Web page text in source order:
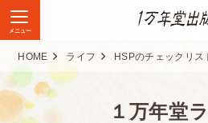
メニュー
HOME ライフ HSPのチェックリスト見事に当たってます
１万年堂